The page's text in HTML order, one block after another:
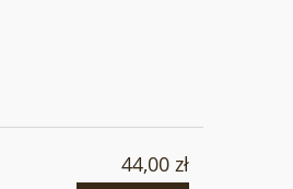
44,00 zł